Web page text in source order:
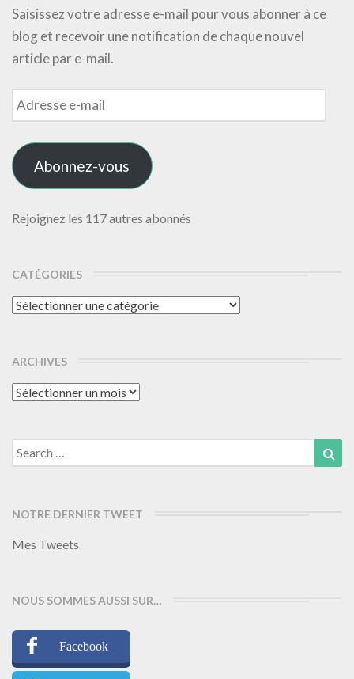
Saisissez votre adresse e-mail pour vous abonner à ce
blog et recevoir une notification de chaque nouvel
article par e-mail.
Adresse
e-
mail
Abonnez-vous
Rejoignez les 117 autres abonnés
CATÉGORIES
Catégories
ARCHIVES
Archives
Search
for:
NOTRE DERNIER TWEET
Mes Tweets
NOUS SOMMES AUSSI SUR…
Facebook